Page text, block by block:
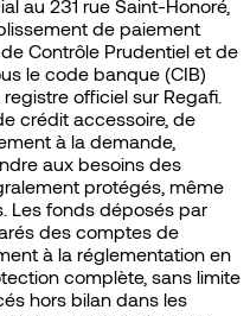
au 231 rue Saint-Honoré,
de paiement
Contrôle Prudentiel et de
le code banque (CIB)
officiel sur Regafi.
crédit accessoire, de
à la demande,
aux besoins des
protégés, même
Les fonds déposés par
des comptes de
à la réglementation en
complète, sans limite
hors bilan dans les